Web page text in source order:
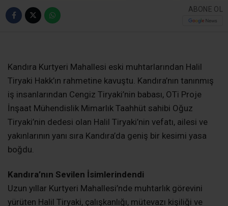
ABONE OL
Kandıra Kurtyeri Mahallesi eski muhtarlarından Halil